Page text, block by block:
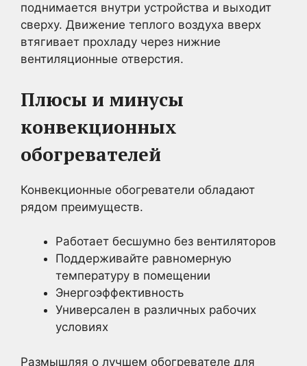
поднимается внутри устройства и выходит
сверху. Движение теплого воздуха вверх
втягивает прохладу через нижние
вентиляционные отверстия.
Плюсы и минусы
конвекционных
обогревателей
Конвекционные обогреватели обладают
рядом преимуществ.
Работает бесшумно без вентиляторов
Поддерживайте равномерную
температуру в помещении
Энергоэффективность
Универсален в различных рабочих
условиях
Размышляя о лучшем обогревателе для